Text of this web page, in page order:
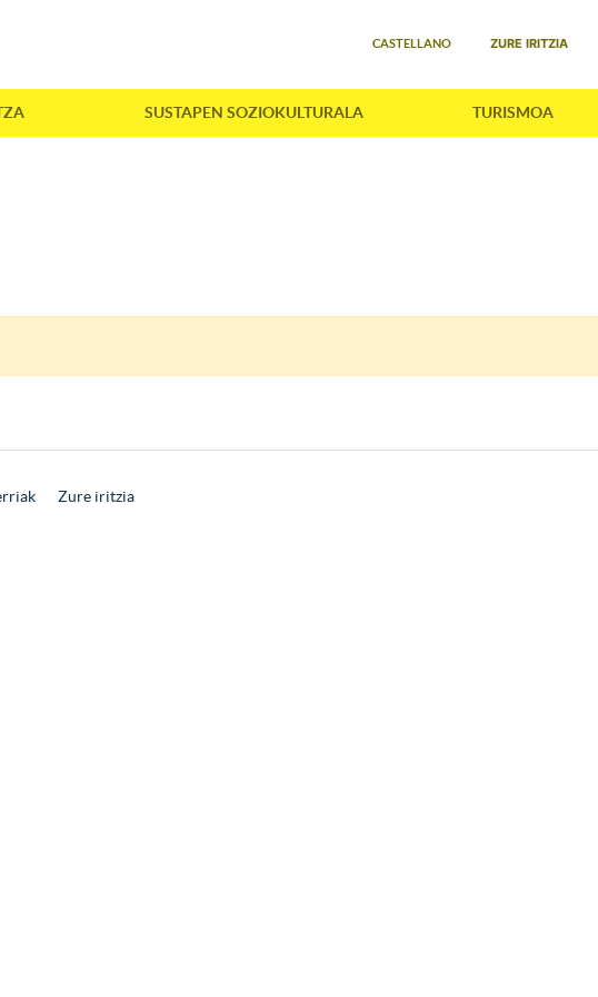
CASTELLANO ZURE IRITZIA
SUSTAPEN SOZIOKULTURALA TURISMOA
Zure iritzia